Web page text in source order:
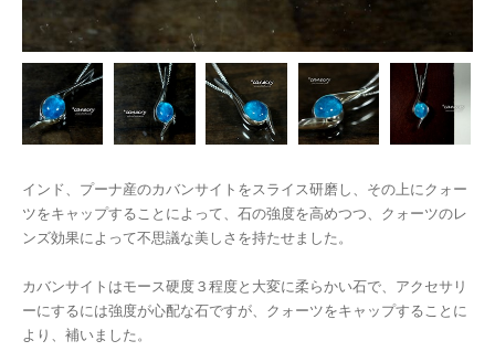
インド、プーナ産のカバンサイトをスライス研磨し、その上にクォー
ツをキャップすることによって、石の強度を高めつつ、クォーツのレ
ンズ効果によって不思議な美しさを持たせました。
カバンサイトはモース硬度３程度と大変に柔らかい石で、アクセサリ
ーにするには強度が心配な石ですが、クォーツをキャップすることに
より、補いました。